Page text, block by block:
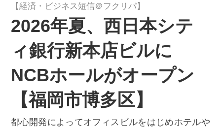
【経済・ビジネス短信＠フクリパ】
2026年夏、西日本シテ
ィ銀行新本店ビルに
NCBホールがオープン
【福岡市博多区】
都心開発によってオフィスビルをはじめホテルや